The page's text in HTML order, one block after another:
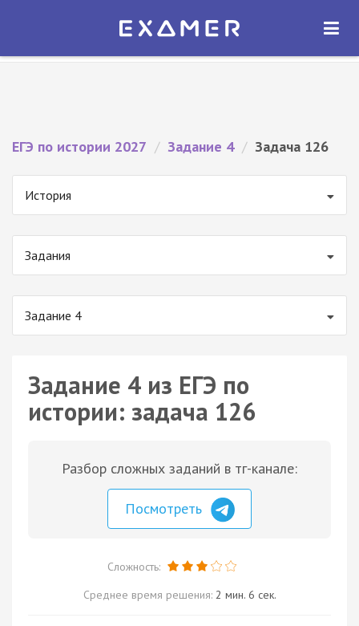
Экзамер — ЕГЭ 2027
ОТКРЫТЬ
ЕГЭ по истории 2027 / Задание 4 / Задача 126
История
Задания
Задание 4
Задание 4 из ЕГЭ по
истории: задача 126
Разбор сложных заданий в тг-канале:
Посмотреть
Сложность:
Среднее время решения: 2 мин. 6 сек.